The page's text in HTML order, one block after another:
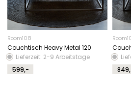
Room108
Couchtisch Heavy Metal 120
Lieferzeit: 2-9 Arbeitstage
599,-